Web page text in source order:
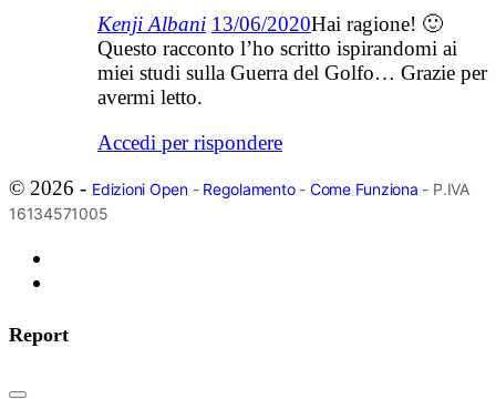
Kenji Albani 13/06/2020Hai ragione! 🙂
Questo racconto l’ho scritto ispirandomi ai
miei studi sulla Guerra del Golfo… Grazie per
avermi letto.
Accedi per rispondere
© 2026 - Edizioni Open- Regolamento- Come Funziona - P.IVA
16134571005
Report